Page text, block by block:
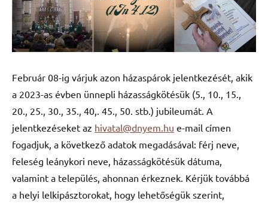
Február 08-ig várjuk azon házaspárok jelentkezését, akik
a 2023-as évben ünnepli házasságkötésük (5., 10., 15.,
20., 25., 30., 35., 40,. 45., 50. stb.) jubileumát. A
jelentkezéseket az hivatal@dnyem.hu e-mail címen
fogadjuk, a következő adatok megadásával: férj neve,
feleség leánykori neve, házasságkötésük dátuma,
valamint a település, ahonnan érkeznek. Kérjük továbbá
a helyi lelkipásztorokat, hogy lehetőségük szerint,